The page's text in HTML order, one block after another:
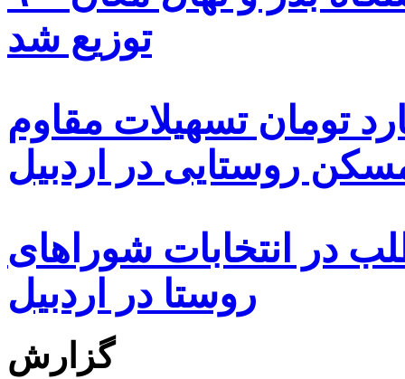
توزیع شد
هزار و ۴۸۰ میلیارد تومان تسهیلات مقاوم
روستایی در اردبیل
از ۵۰۰۰ داوطلب در انتخابات شوراهای
روستا در اردبیل
گزارش